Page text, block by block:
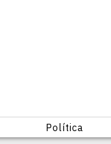
Política